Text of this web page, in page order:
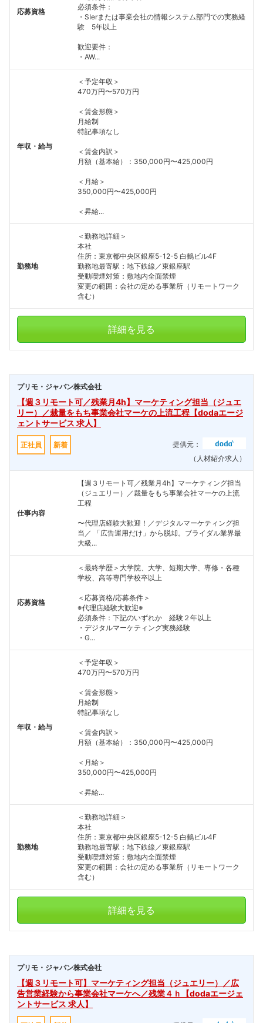
応募資格
必須条件：
・SIerまたは事業会社の情報システム部門での実務経
験 5年以上
歓迎要件：
・AW...
年収・給与
＜予定年収＞
470万円〜570万円
＜賃金形態＞
月給制
特記事項なし
＜賃金内訳＞
月額（基本給）：350,000円〜425,000円
＜月給＞
350,000円〜425,000円
＜昇給...
勤務地
＜勤務地詳細＞
本社
住所：東京都中央区銀座5-12-5 白鶴ビル4F
勤務地最寄駅：地下鉄線／東銀座駅
受動喫煙対策：敷地内全面禁煙
変更の範囲：会社の定める事業所（リモートワーク
含む）
詳細を見る
プリモ・ジャパン株式会社
【週３リモート可／残業月4h】マーケティング担当（ジュエ
リー）／裁量をもち事業会社マーケの上流工程【dodaエージ
ェントサービス 求人】
正社員 新着
提供元：
（人材紹介求人）
仕事内容
【週３リモート可／残業月4h】マーケティング担当
（ジュエリー）／裁量をもち事業会社マーケの上流
工程
〜代理店経験大歓迎！／デジタルマーケティング担
当／ 「広告運用だけ」から脱却。ブライダル業界最
大級...
応募資格
＜最終学歴＞大学院、大学、短期大学、専修・各種
学校、高等専門学校卒以上
＜応募資格/応募条件＞
※代理店経験大歓迎※
必須条件：下記のいずれか 経験２年以上
・デジタルマーケティング実務経験
・G...
年収・給与
＜予定年収＞
470万円〜570万円
＜賃金形態＞
月給制
特記事項なし
＜賃金内訳＞
月額（基本給）：350,000円〜425,000円
＜月給＞
350,000円〜425,000円
＜昇給...
勤務地
＜勤務地詳細＞
本社
住所：東京都中央区銀座5-12-5 白鶴ビル4F
勤務地最寄駅：地下鉄線／東銀座駅
受動喫煙対策：敷地内全面禁煙
変更の範囲：会社の定める事業所（リモートワーク
含む）
詳細を見る
プリモ・ジャパン株式会社
【週３リモート可】マーケティング担当（ジュエリー）／広
告営業経験から事業会社マーケへ／残業４ｈ【dodaエージェ
ントサービス 求人】